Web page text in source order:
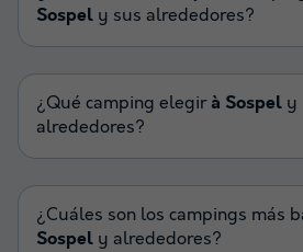
Sospel y sus alrededores?
¿Qué camping elegirà Sospel y
alrededores?
¿Cuáles son los campings más
Sospel y alrededores?